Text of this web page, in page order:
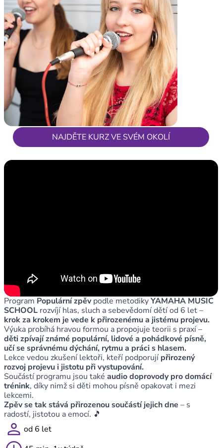
NAJDĚTE KURZ VE SVÉM OKOLÍ
Program Populární zpěvpodle metodikyYAMAHA MUSIC
SCHOOL rozvíjí hlas, sluch a sebevědomí dětí od 6 let –
krok za krokem je vede k přirozenému a jistému projevu.
Výuka probíhá hravou formou a propojuje teorii s praxí –
děti zpívají známé populární, lidové a pohádkové písně,
učí se správnému dýchání, rytmu a práci s hlasem.
Lekce vedou zkušení lektoři, kteří podporujípřirozený
rozvoj projevu i jistotu při vystupování.
Součástí programu jsou také audio doprovody pro domácí
trénink, díky nimž si děti mohou písně opakovat i mezi
lekcemi.
Zpěv se tak stává přirozenou součástí jejich dne – s
radostí, jistotou a emocí. 🎵
person od 6 let